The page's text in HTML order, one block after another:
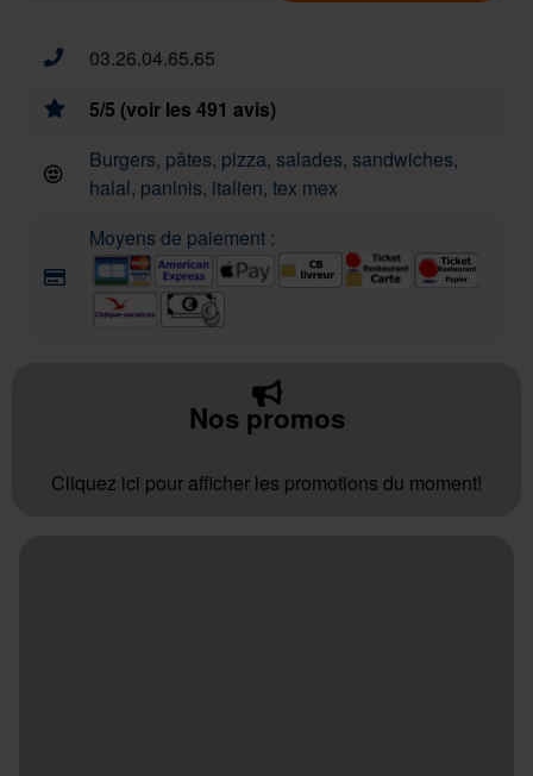
03.26.04.65.65
5/5 (voir les 491 avis)
Burgers, pâtes, pizza, salades, sandwiches,
halal, paninis, italien, tex mex
Moyens de paiement :
Nos promos
Cliquez ici pour afficher les promotions du moment!